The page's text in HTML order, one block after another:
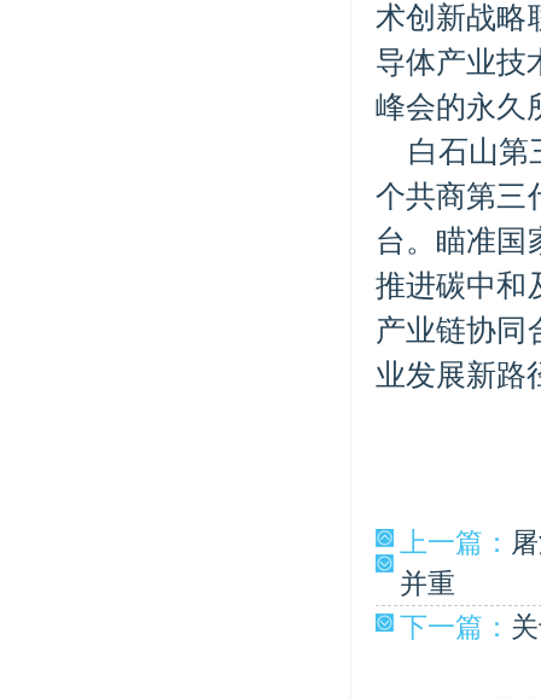
术创新战略
导体产业技
峰会的永久
白石山第
个共商第三
台。瞄准国
推进碳中和
产业链协同
业发展新路
上一篇：
并重
下一篇：